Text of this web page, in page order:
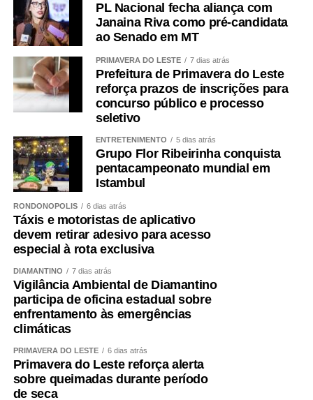
WhatsApp
Facebook
Twitter
Messenger
LinkedIn
Share
PL Nacional fecha aliança com
Janaina Riva como pré-candidata
ao Senado em MT
PRIMAVERA DO LESTE 7 dias atrás
Prefeitura de Primavera do Leste
reforça prazos de inscrições para
concurso público e processo
seletivo
ENTRETENIMENTO 5 dias atrás
Grupo Flor Ribeirinha conquista
pentacampeonato mundial em
Istambul
RONDONÓPOLIS 6 dias atrás
Táxis e motoristas de aplicativo
devem retirar adesivo para acesso
especial à rota exclusiva
DIAMANTINO 7 dias atrás
Vigilância Ambiental de Diamantino
participa de oficina estadual sobre
enfrentamento às emergências
climáticas
PRIMAVERA DO LESTE 6 dias atrás
Primavera do Leste reforça alerta
sobre queimadas durante período
de seca